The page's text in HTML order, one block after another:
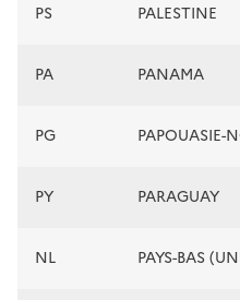
PS PALESTINE
PA PANAMA
PG PAPOUASIE-
PY PARAGUAY
NL PAYS-BAS